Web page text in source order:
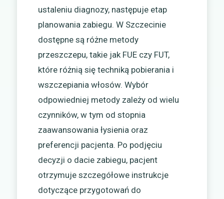
ustaleniu diagnozy, następuje etap
planowania zabiegu. W Szczecinie
dostępne są różne metody
przeszczepu, takie jak FUE czy FUT,
które różnią się techniką pobierania i
wszczepiania włosów. Wybór
odpowiedniej metody zależy od wielu
czynników, w tym od stopnia
zaawansowania łysienia oraz
preferencji pacjenta. Po podjęciu
decyzji o dacie zabiegu, pacjent
otrzymuje szczegółowe instrukcje
dotyczące przygotowań do